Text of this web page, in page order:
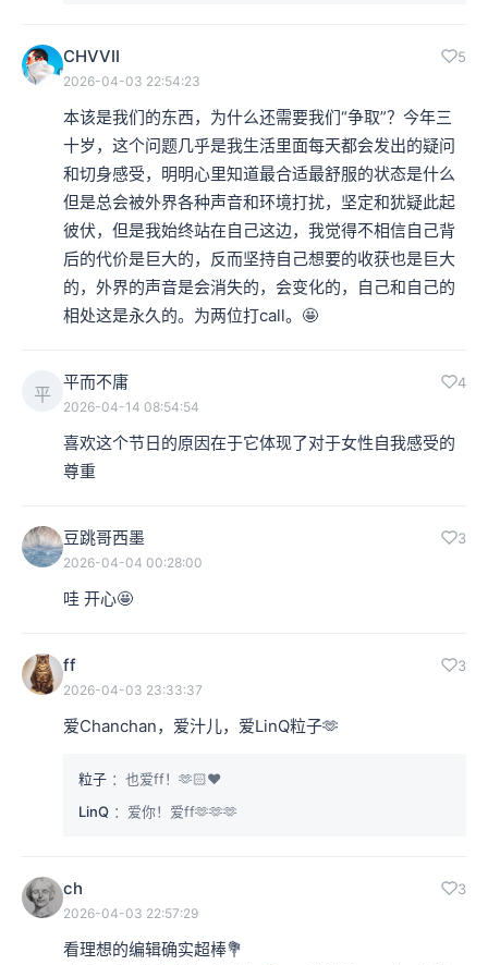
CHVVII 5
2026-04-03 22:54:23
本该是我们的东西，为什么还需要我们“争取”？今年三
十岁，这个问题几乎是我生活里面每天都会发出的疑问
和切身感受，明明心里知道最合适最舒服的状态是什么
但是总会被外界各种声音和环境打扰，坚定和犹疑此起
彼伏，但是我始终站在自己这边，我觉得不相信自己背
后的代价是巨大的，反而坚持自己想要的收获也是巨大
的，外界的声音是会消失的，会变化的，自己和自己的
相处这是永久的。为两位打call。🤩
平
平而不庸 4
2026-04-14 08:54:54
喜欢这个节日的原因在于它体现了对于女性自我感受的
尊重
豆跳哥西墨 3
2026-04-04 00:28:00
哇 开心🤩
ff 3
2026-04-03 23:33:37
爱Chanchan，爱汁儿，爱LinQ粒子🫶
粒子 ：也爱ff！🫶🏻❤️
LinQ ：爱你！爱ff🫶🫶🫶
ch 3
2026-04-03 22:57:29
看理想的编辑确实超棒💐